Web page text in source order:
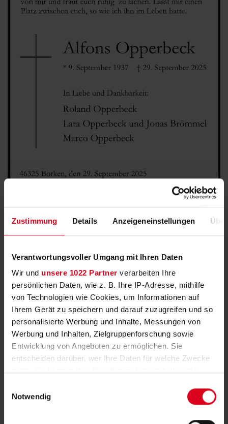
Zustimmung Details Anzeigeneinstellungen
Verantwortungsvoller Umgang mit Ihren Daten
Wir und unsere 1022 Partner verarbeiten Ihre
persönlichen Daten, wie z. B. Ihre IP-Adresse, mithilfe
von Technologien wie Cookies, um Informationen auf
Ihrem Gerät zu speichern und darauf zuzugreifen und so
personalisierte Werbung und Inhalte, Messungen von
Werbung und Inhalten, Zielgruppenforschung sowie
Entwicklung von Angeboten zu ermöglichen. Sie
entscheiden darüber, wer Ihre Daten für welche Zwecke
Trigger Symbol ändern oder widerrufen
Notwendig
Alfons Opperbeck
Todesanzeige
*09.09.1937
†29.09.2025
Veröffentlicht am: 01.10.2025
0 geschriebene Kondolenzen